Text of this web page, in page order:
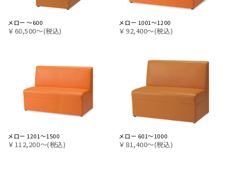
メロー ～600
￥60,500〜(税込)
メロー 1001～1200
￥92,400〜(税込)
メロー 1201～1500
￥112,200〜(税込)
メロー 601～1000
￥81,400〜(税込)